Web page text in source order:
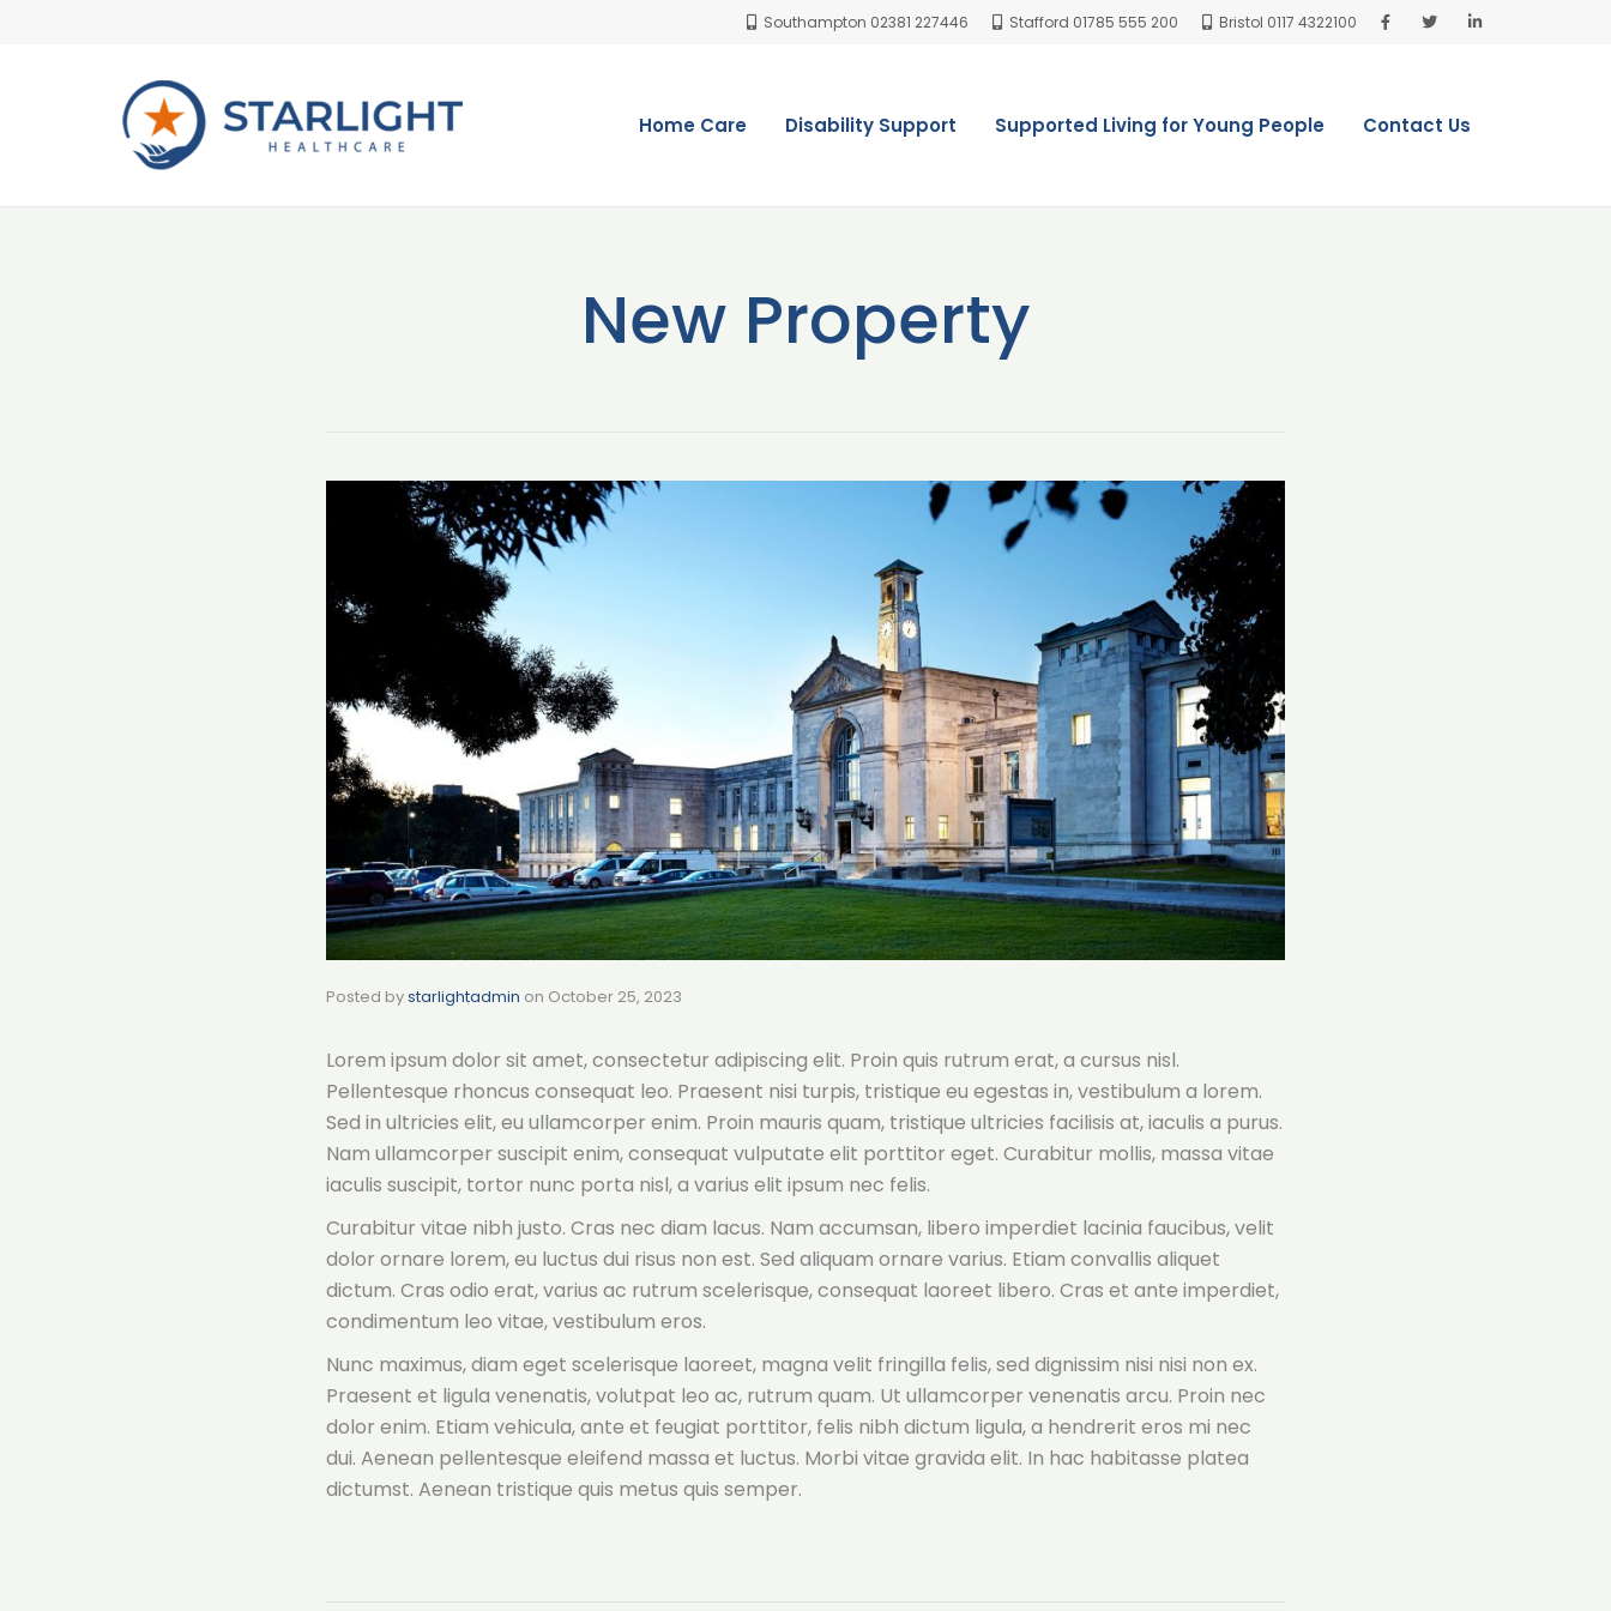
Southampton 02381 227446 Stafford 01785 555 200 Bristol 0117 4322100
Home Care Disability Support Supported Living for Young People Contact Us
New Property
Posted bystarlightadmin on October 25, 2023
Lorem ipsum dolor sit amet, consectetur adipiscing elit. Proin quis rutrum erat, a cursus nisl.
Pellentesque rhoncus consequat leo. Praesent nisi turpis, tristique eu egestas in, vestibulum a lorem.
Sed in ultricies elit, eu ullamcorper enim. Proin mauris quam, tristique ultricies facilisis at, iaculis a purus.
Nam ullamcorper suscipit enim, consequat vulputate elit porttitor eget. Curabitur mollis, massa vitae
iaculis suscipit, tortor nunc porta nisl, a varius elit ipsum nec felis.
Curabitur vitae nibh justo. Cras nec diam lacus. Nam accumsan, libero imperdiet lacinia faucibus, velit
dolor ornare lorem, eu luctus dui risus non est. Sed aliquam ornare varius. Etiam convallis aliquet
dictum. Cras odio erat, varius ac rutrum scelerisque, consequat laoreet libero. Cras et ante imperdiet,
condimentum leo vitae, vestibulum eros.
Nunc maximus, diam eget scelerisque laoreet, magna velit fringilla felis, sed dignissim nisi nisi non ex.
Praesent et ligula venenatis, volutpat leo ac, rutrum quam. Ut ullamcorper venenatis arcu. Proin nec
dolor enim. Etiam vehicula, ante et feugiat porttitor, felis nibh dictum ligula, a hendrerit eros mi nec
dui. Aenean pellentesque eleifend massa et luctus. Morbi vitae gravida elit. In hac habitasse platea
dictumst. Aenean tristique quis metus quis semper.